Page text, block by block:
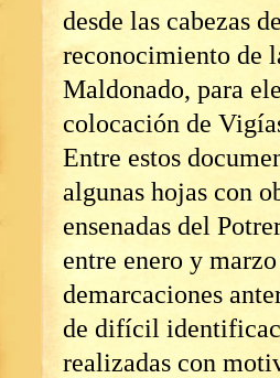
desde las cabezas
reconocimiento de
Maldonado, para
colocación de
Entre estos
algunas hojas con
ensenadas del
entre enero y
demarcaciones
de difícil
realizadas con